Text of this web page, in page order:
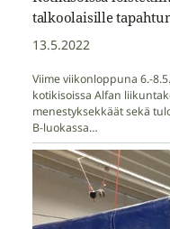
talkoolaisille
13.5.2022
Viime viikonloppuna 6.-
kotikisoissa Alfan
menestyksekkäät sekä
B-luokassa…